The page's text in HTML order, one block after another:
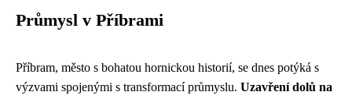
Průmysl v Příbrami
Příbram, město s bohatou hornickou historií, se dnes potýká s
výzvami spojenými s transformací průmyslu. Uzavření dolů na